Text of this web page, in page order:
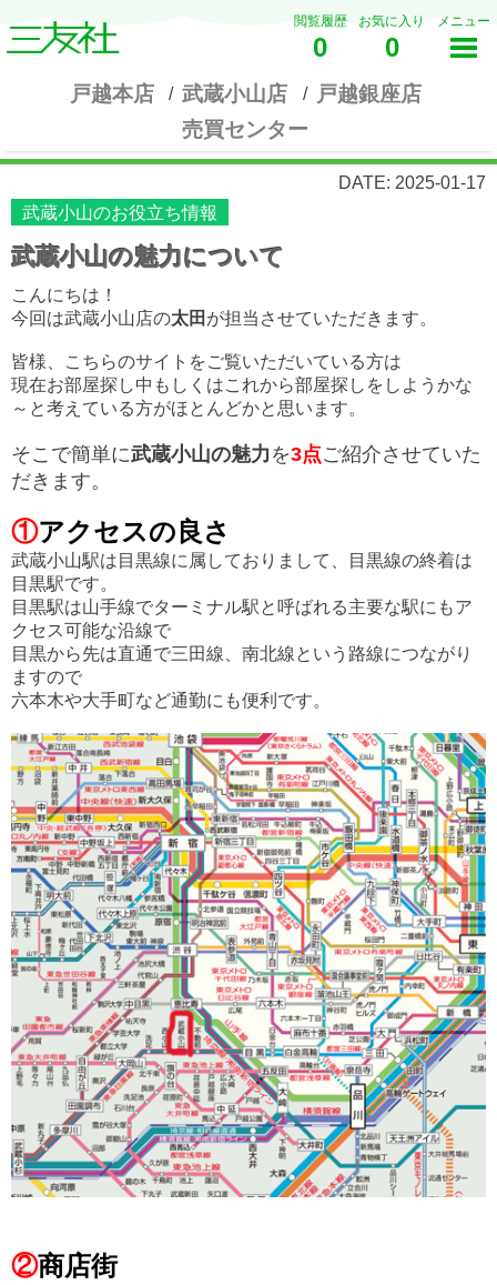
閲覧履歴
0
お気に入り
0
メニュー
戸越本店 武蔵小山店
戸越銀座店
売買センター
DATE: 2025-01-17
武蔵小山のお役立ち情報
武蔵小山の魅力について
こんにちは！
今回は武蔵小山店の太田 が担当させていただきます。
皆様、こちらのサイトをご覧いただいている方は
現在お部屋探し中もしくはこれから部屋探しをしようかな
～と考えている方がほとんどかと思います。
そこで簡単に武蔵小山の魅力 を3点ご紹介させていた
だきます。
①アクセスの良さ
武蔵小山駅は目黒線に属しておりまして、目黒線の終着は
目黒駅です。
目黒駅は山手線でターミナル駅と呼ばれる主要な駅にもア
クセス可能な沿線で
目黒から先は直通で三田線、南北線という路線につながり
ますので
六本木や大手町など通勤にも便利です。
②商店街